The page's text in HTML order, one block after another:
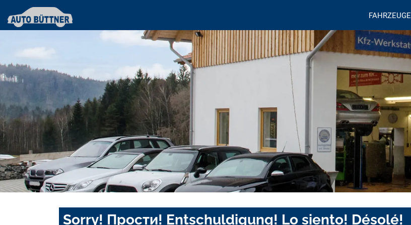
FAHRZEUGE
Sorry! Прости! Entschuldigung! Lo siento! Désolé!